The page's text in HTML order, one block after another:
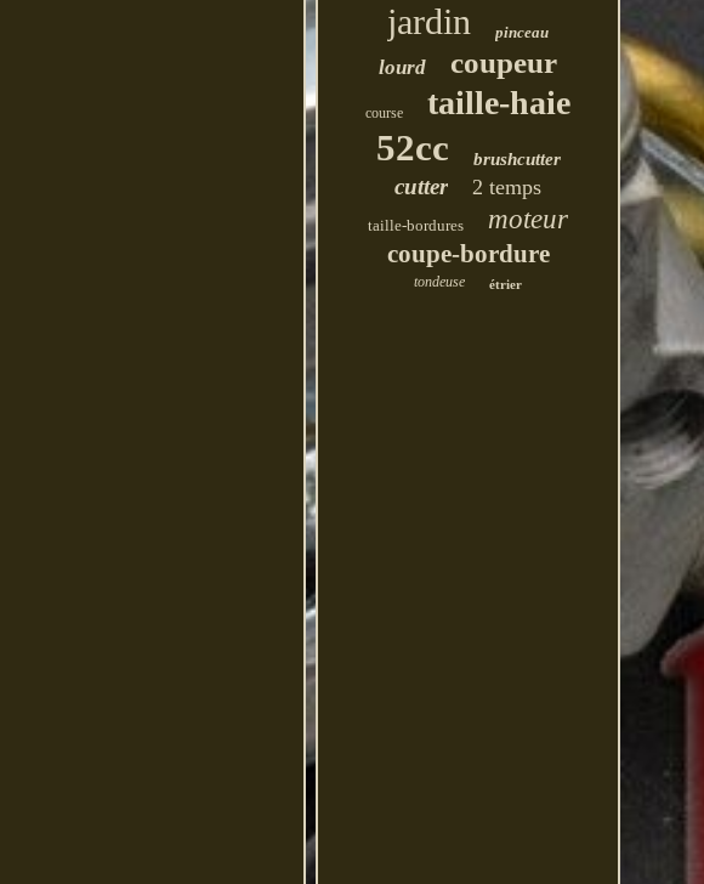
jardin pinceau
lourd coupeur
course taille-haie
52cc brushcutter
cutter 2 temps
taille-bordures moteur
coupe-bordure
tondeuse étrier